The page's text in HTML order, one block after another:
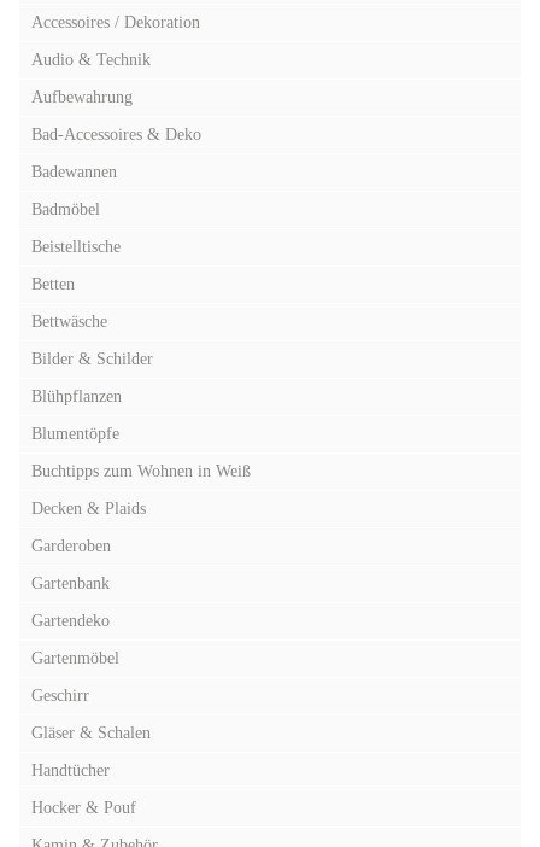
Accessoires / Dekoration
Audio & Technik
Aufbewahrung
Bad-Accessoires & Deko
Badewannen
Badmöbel
Beistelltische
Betten
Bettwäsche
Bilder & Schilder
Blühpflanzen
Blumentöpfe
Buchtipps zum Wohnen in Weiß
Decken & Plaids
Garderoben
Gartenbank
Gartendeko
Gartenmöbel
Geschirr
Gläser & Schalen
Handtücher
Hocker & Pouf